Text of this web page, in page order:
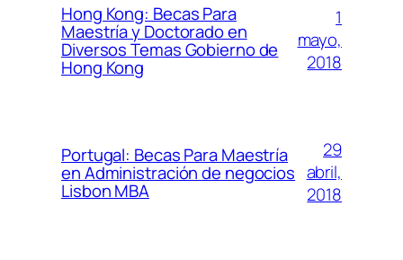
Hong Kong: Becas Para
Maestría y Doctorado en
Diversos Temas Gobierno de
Hong Kong
1
mayo,
2018
Portugal: Becas Para Maestría
en Administración de negocios
Lisbon MBA
29
abril,
2018